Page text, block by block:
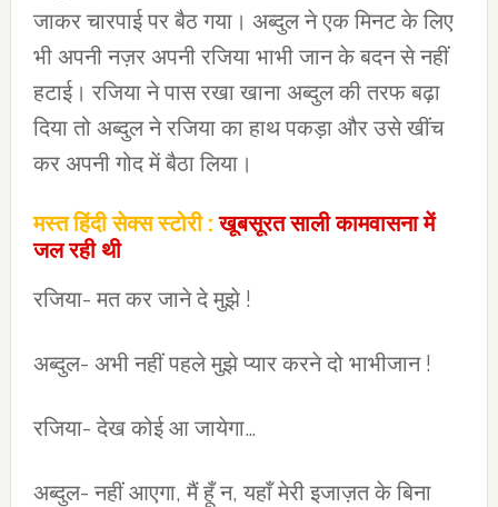
जाकर चारपाई पर बैठ गया। अब्दुल ने एक मिनट के लिए
भी अपनी नज़र अपनी रजिया भाभी जान के बदन से नहीं
हटाई। रजिया ने पास रखा खाना अब्दुल की तरफ बढ़ा
दिया तो अब्दुल ने रजिया का हाथ पकड़ा और उसे खींच
कर अपनी गोद में बैठा लिया।
मस्त हिंदी सेक्स स्टोरी : खूबसूरत साली कामवासना में
जल रही थी
रजिया- मत कर जाने दे मुझे !
अब्दुल- अभी नहीं पहले मुझे प्यार करने दो भाभीजान !
रजिया- देख कोई आ जायेगा…
अब्दुल- नहीं आएगा, मैं हूँ न, यहाँ मेरी इजाज़त के बिना